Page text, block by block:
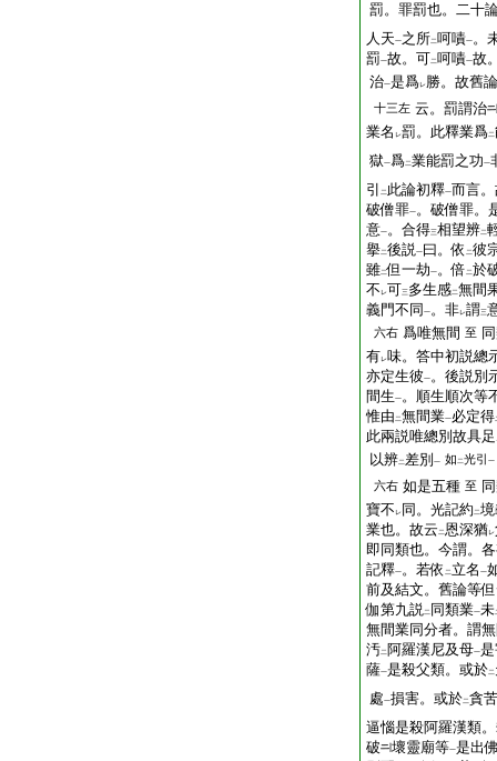
罰。罪罰也。二十
人天一之所二呵嘖一。
罰一故。可二呵嘖一故
治一是爲レ勝。故舊
十三左 云。罰謂治
業名 レ罰。此釋業爲二
獄一爲二業能罰之功一
引
二 此論初釋一而言
破僧罪一。破僧罪。
意一。合得三相望辨二
擧二後説一曰。依 二彼
雖二但一劫一。倍 二於
不 レ可三多生感二無間
義門不同 一。非レ謂三
六右 爲唯無間 至
有レ味。答中初説總
亦定生彼一。後説別
間生一。順生順次等
惟由 二無間業一必定得
此兩説唯總別故具
以辨二差別 一 如 二光引 一
六右 如是五種 至
寶不 レ 同。光記約 二
業也。故云 二恩深猶レ
即同類也。今謂。
記釋一。若依 二 立名 一
前及結文。舊論等
伽第九説二 同類業一未
無間業同分者。謂
汚二 阿羅漢尼及母一
薩一是殺父類。或於二
處一損害。或於二貪
逼惱是殺阿羅漢類
破
壞靈廟等一是出